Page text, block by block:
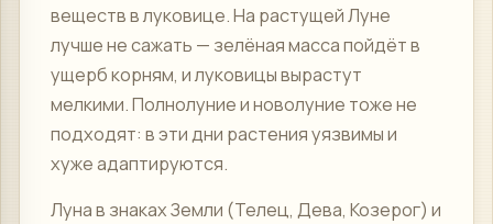
веществ в луковице. На растущей Луне
лучше не сажать — зелёная масса пойдёт в
ущерб корням, и луковицы вырастут
мелкими. Полнолуние и новолуние тоже не
подходят: в эти дни растения уязвимы и
хуже адаптируются.
Луна в знаках Земли (Телец, Дева, Козерог) и